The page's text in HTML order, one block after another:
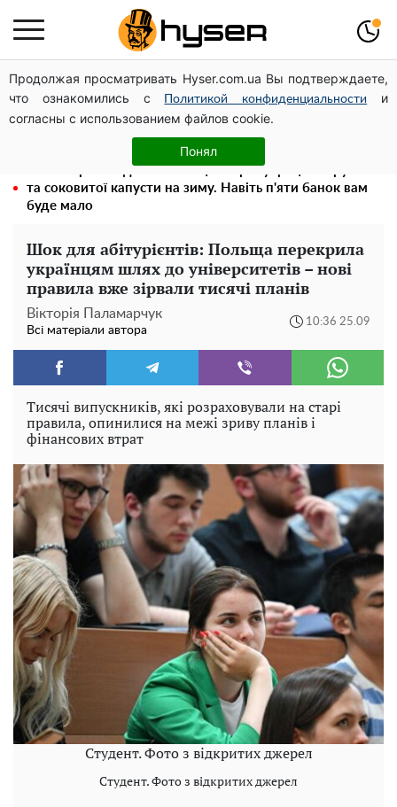
Продолжая просматривать Hyser.com.ua Вы подтверждаете,
что ознакомились с
Политикой конфиденциальности
и
согласны с использованием файлов cookie.
Понял
Гола Олена Тополя у цікавих позах змусила відвисати
щелепи: злив відео – було лише початком
Повністю гола Анна Трінчер блиснула "принадами":
таких розмірів ви ще не бачили
та соковитої капусти на зиму. Навіть п'яти банок вам
буде мало
Шок для абітурієнтів: Польща перекрила
українцям шлях до університетів – нові
правила вже зірвали тисячі планів
Вікторія Паламарчук
Всі матеріали автора
10:36 25.09
Тисячі випускників, які розраховували на старі
правила, опинилися на межі зриву планів і
фінансових втрат
Студент. Фото з відкритих джерел
Студент. Фото з відкритих джерел